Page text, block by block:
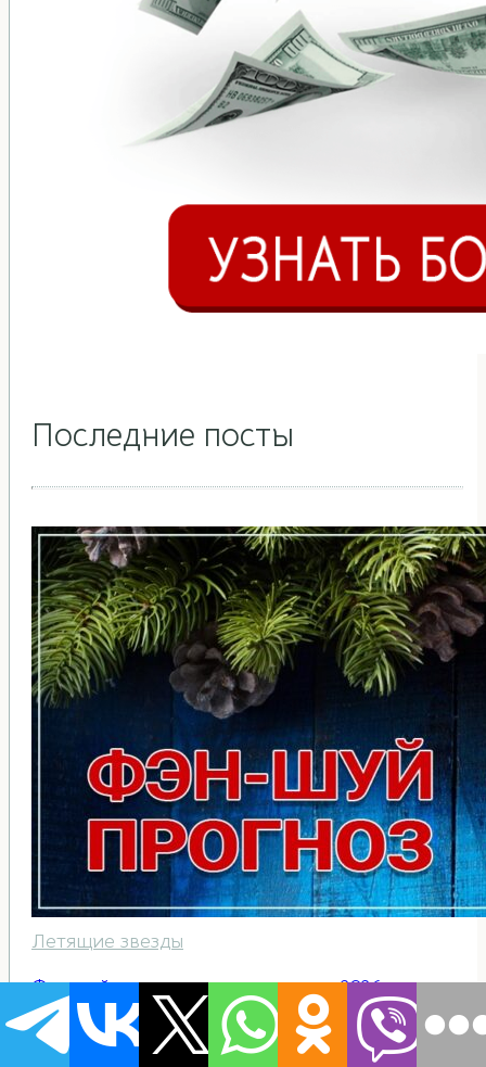
Последние посты
Летящие звезды
Фен-шуй прогноз летящих звезд на 2026 год.
Часть 3: Неблагоприятные звезды